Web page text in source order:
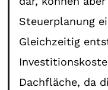
Steuerplanung
Gleichzeitig
Dachfläche, da